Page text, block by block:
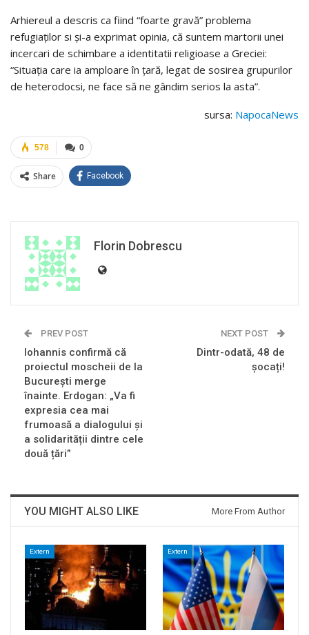
Arhiereul a descris ca fiind “foarte gravă” problema
refugiaților si și-a exprimat opinia, că suntem martorii unei
incercari de schimbare a identitatii religioase a Greciei:
“Situația care ia amploare în țară, legat de sosirea grupurilor
de heterodocsi, ne face să ne gândim serios la asta”.
sursa: NapocaNews
0
578
Share Facebook
Florin Dobrescu
PREV POST
Iohannis confirmă că
proiectul moscheii de la
București merge
înainte. Erdogan: „Va fi
expresia cea mai
frumoasă a dialogului și
a solidarității dintre cele
două țări”
NEXT POST
Dintr-odată, 48 de
șocați!
YOU MIGHT ALSO LIKE More From Author
Extern Extern